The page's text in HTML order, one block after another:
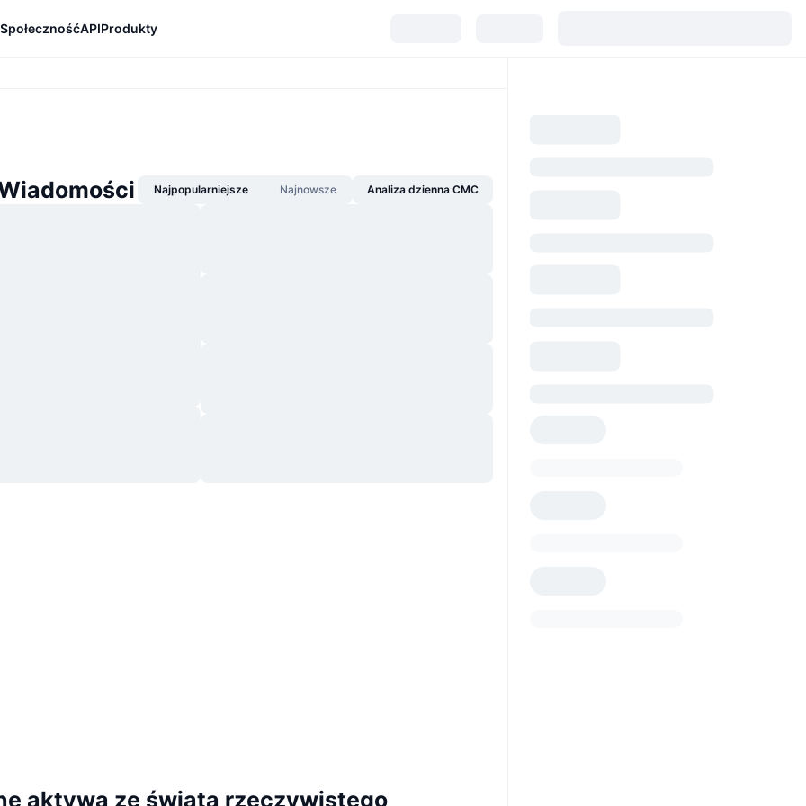
SpołecznośćAPIProdukty
Najpopularniejsze Najnowsze Analiza dzienna CMC
aktywa ze świata rzeczywistego